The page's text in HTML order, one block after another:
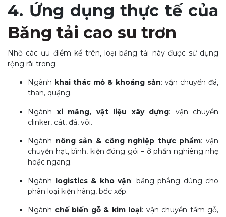
4. Ứng dụng thực tế của
Băng tải cao su trơn
Nhờ các ưu điểm kể trên, loại băng tải này được sử dụng
rộng rãi trong:
Ngành khai thác mỏ & khoáng sản: vận chuyển đá,
than, quặng.
Ngành xi măng, vật liệu xây dựng: vận chuyển
clinker, cát, đá, vôi.
Ngành nông sản & công nghiệp thực phẩm: vận
chuyển hạt, bình, kiện đóng gói – ở phần nghiêng nhẹ
hoặc ngang.
Ngành logistics & kho vận: băng phẳng dùng cho
phân loại kiện hàng, bốc xếp.
Ngành chế biến gỗ & kim loại: vận chuyển tấm gỗ,